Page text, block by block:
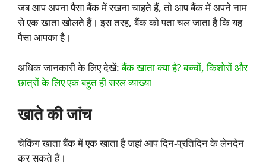
जब आप अपना पैसा बैंक में रखना चाहते हैं, तो आप बैंक में अपने नाम
से एक खाता खोलते हैं। इस तरह, बैंक को पता चल जाता है कि यह
पैसा आपका है।
अधिक जानकारी के लिए देखें:बैंक खाता क्या है? बच्चों, किशोरों और
छात्रों के लिए एक बहुत ही सरल व्याख्या
खाते की जांच
चेकिंग खाता बैंक में एक खाता है जहां आप दिन-प्रतिदिन के लेनदेन
कर सकते हैं।